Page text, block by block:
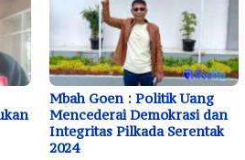
Mbah Goen : Politik Uang
Mencederai Demokrasi dan
Integritas Pilkada Serentak
2024